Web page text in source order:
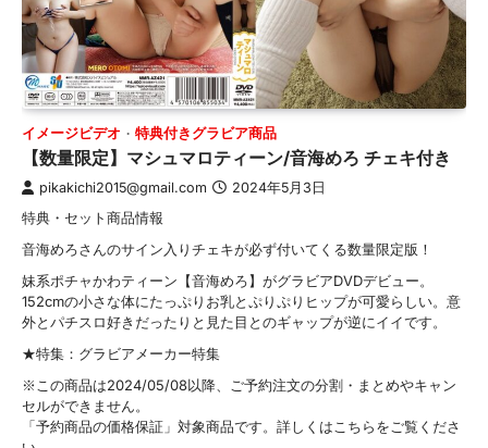
イメージビデオ 特典付きグラビア商品
【数量限定】マシュマロティーン/音海めろ チェキ付き
pikakichi2015@gmail.com 2024年5月3日
特典・セット商品情報
音海めろさんのサイン入りチェキが必ず付いてくる数量限定版！
妹系ポチャかわティーン【音海めろ】がグラビアDVDデビュー。
152cmの小さな体にたっぷりお乳とぷりぷりヒップが可愛らしい。意
外とパチスロ好きだったりと見た目とのギャップが逆にイイです。
★特集：グラビアメーカー特集
※この商品は2024/05/08以降、ご予約注文の分割・まとめやキャン
セルができません。
「予約商品の価格保証」対象商品です。詳しくはこちらをご覧くださ